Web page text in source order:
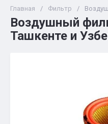
Главная / Фильтр /
Воздушный
Ташкенте и